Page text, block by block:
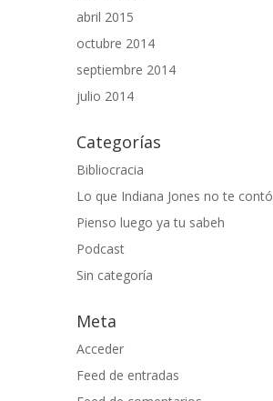
abril 2015
octubre 2014
septiembre 2014
julio 2014
Categorías
Bibliocracia
Lo que Indiana Jones no te contó
Pienso luego ya tu sabeh
Podcast
Sin categoría
Meta
Acceder
Feed de entradas